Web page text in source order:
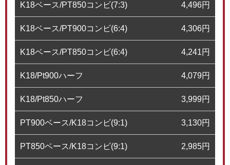
K18ベース/PT850コンビ(7:3) 4,496円
K18ベース/PT900コンビ(6:4) 4,306円
K18ベース/PT850コンビ(6:4) 4,241円
K18/Pt900ハーフ 4,079円
K18/Pt850ハーフ 3,999円
PT900ベース/K18コンビ(9:1) 3,130円
PT850ベース/K18コンビ(9:1) 2,985円